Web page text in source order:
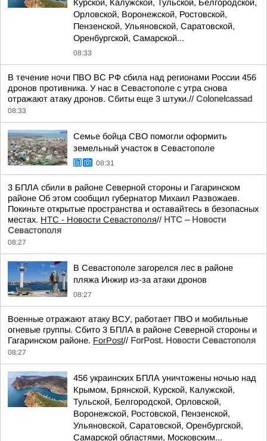
Курской, Калужской, Тульской, Белгородской,
Орловской, Воронежской, Ростовской,
Пензенской, Ульяновской, Саратовской,
Оренбургской, Самарской...
08:33
В течение ночи ПВО ВС РФ сбила над регионами России 456
дронов противника. У нас в Севастополе с утра снова
отражают атаку дронов. Сбиты еще 3 штуки.// Colonelcassad
08:33
Семье бойца СВО помогли оформить
земельный участок в Севастополе
08:31
3 БПЛА сбили в районе Северной стороны и Гагаринском
районе Об этом сообщил губернатор Михаил Развожаев.
Покиньте открытые пространства и оставайтесь в безопасных
местах. НТС - Новости Севастополя// НТС – Новости
Севастополя
08:27
В Севастополе загорелся лес в районе
пляжа Инжир из-за атаки дронов
08:27
Военные отражают атаку ВСУ, работает ПВО и мобильные
огневые группы. Сбито 3 БПЛА в районе Северной стороны и
Гагаринском районе. ForPost// ForPost. Новости Севастополя
08:27
456 украинских БПЛА уничтожены ночью над
Крымом, Брянской, Курской, Калужской,
Тульской, Белгородской, Орловской,
Воронежской, Ростовской, Пензенской,
Ульяновской, Саратовской, Оренбургской,
Самарской областями, Московским...